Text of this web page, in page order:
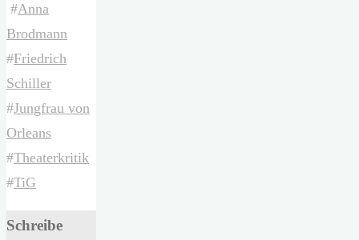
#Anna
Brodmann
#Friedrich
Schiller
#Jungfrau von
Orleans
#Theaterkritik
#TiG
Schreibe